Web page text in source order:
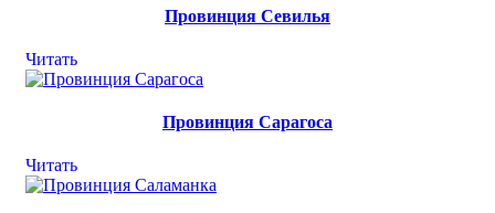
Провинция Севилья
Читать
Провинция Сарагоса
Читать